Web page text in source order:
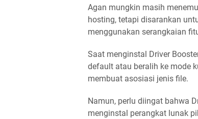
Agan mungkin masih
hosting, tetapi disarankan
menggunakan serangkaian
Saat menginstal Driver
default atau beralih ke mode
membuat asosiasi jenis file.
Namun, perlu diingat bahwa
menginstal perangkat lunak